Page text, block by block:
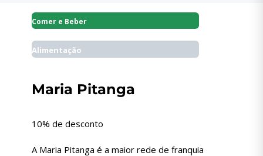
Comer e Beber
Alimentação
Maria Pitanga
10% de desconto
A Maria Pitanga é a maior rede de franquia